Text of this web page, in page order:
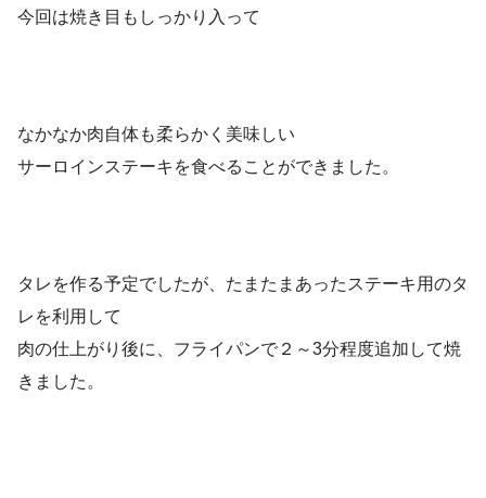
今回は焼き目もしっかり入って
なかなか肉自体も柔らかく美味しい
サーロインステーキを食べることができました。
タレを作る予定でしたが、たまたまあったステーキ用のタ
レを利用して
肉の仕上がり後に、フライパンで２～3分程度追加して焼
きました。